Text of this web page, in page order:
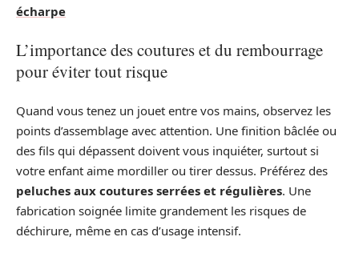
écharpe
L’importance des coutures et du rembourrage
pour éviter tout risque
Quand vous tenez un jouet entre vos mains, observez les
points d’assemblage avec attention. Une finition bâclée ou
des fils qui dépassent doivent vous inquiéter, surtout si
votre enfant aime mordiller ou tirer dessus. Préférez des
peluches aux coutures serrées et régulières. Une
fabrication soignée limite grandement les risques de
déchirure, même en cas d’usage intensif.